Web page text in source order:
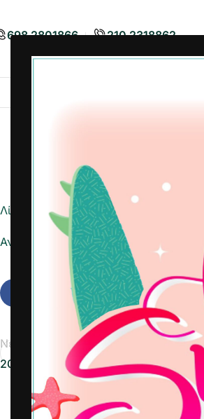
698 2801866 210 2318862
Λίστα ημέρας
Αναφορά σε Excel
Νεότερα
2022-09-02 3237575574